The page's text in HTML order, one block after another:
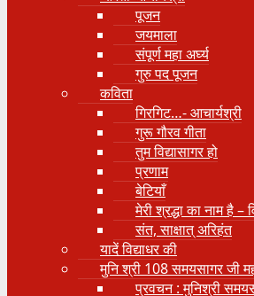
पूजन
जयमाला
संपूर्ण महा अर्घ्य
गुरु पद पूजन
कविता
गिरगिट…- आचार्यश्री
गुरू गौरव गीता
तुम विद्यासागर हो
प्रणाम
बेटियाँ
मेरी श्रद्धा का नाम है –
संत, साक्षात् अरिहंत
यादें विद्याधर की
मुनि श्री 108 समयसागर जी
प्रवचन : मुनिश्री